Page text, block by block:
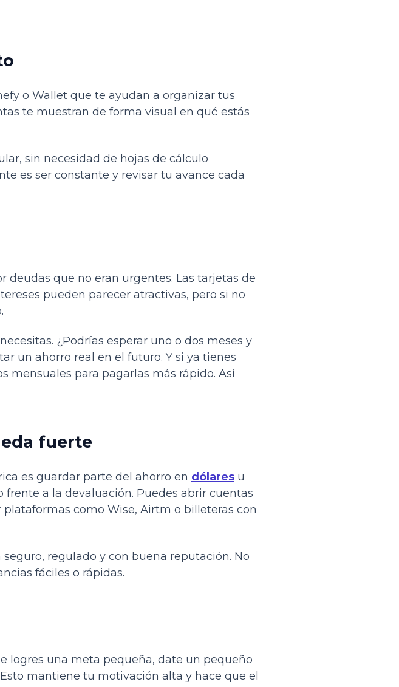
o Wallet que te ayudan a organizar tus
te muestran de forma visual en qué estás
sin necesidad de hojas de cálculo
es ser constante y revisar tu avance cada
deudas que no eran urgentes. Las tarjetas de
pueden parecer atractivas, pero si no
¿Podrías esperar uno o dos meses y
un ahorro real en el futuro. Y si ya tienes
mensuales para pagarlas más rápido. Así
fuerte
es guardar parte del ahorro en dólares u
a la devaluación. Puedes abrir cuentas
como Wise, Airtm o billeteras con
regulado y con buena reputación. No
fáciles o rápidas.
logres una meta pequeña, date un pequeño
mantiene tu motivación alta y hace que el